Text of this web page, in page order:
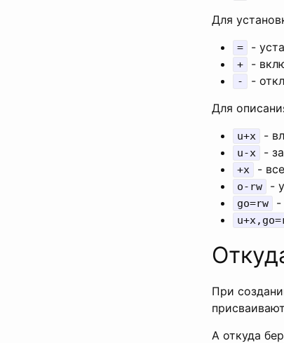
Для
= -
+ -
-
-
Для
u+x -
u-x -
+x -
o-rw -
go=rw -
При
А откуда